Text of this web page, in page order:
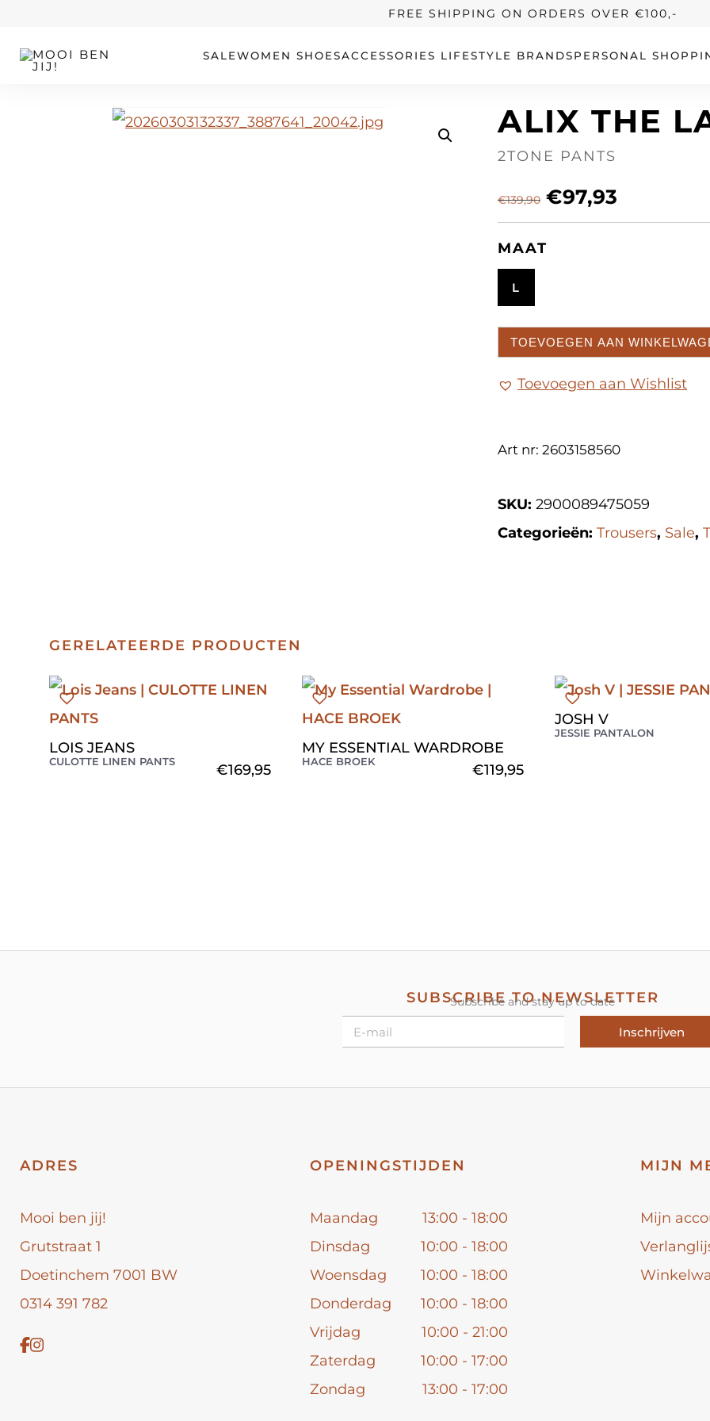
FREE SHIPPING ON ORDERS OVER €100,-
SALEWOMEN SHOESACCESSORIES LIFESTYLE BRANDSPERSONAL
ALIX THE
2TONE PANTS
€139,90 €97,93
MAAT
L
TOEVOEGEN AAN
Toevoegen aan Wishlist
Art nr: 2603158560
SKU: 2900089475059
Categorieën: Trousers, Sale,
GERELATEERDE PRODUCTEN
LOIS JEANS
CULOTTE LINEN PANTS €169,95
MY ESSENTIAL WARDROBE
HACE BROEK €119,95
JOSH V
JESSIE PANTALON
SUBSCRIBE TO NEWSLETTER
Subscribe and stay up to date
Inschrijven
ADRES
Mooi ben jij!
Grutstraat 1
Doetinchem 7001 BW
0314 391 782
OPENINGSTIJDEN
Maandag
13:00 - 18:00
Dinsdag
10:00 - 18:00
Woensdag
10:00 - 18:00
Donderdag
10:00 - 18:00
Vrijdag
10:00 - 21:00
Zaterdag
10:00 - 17:00
Zondag
13:00 - 17:00
MIJN
Mijn